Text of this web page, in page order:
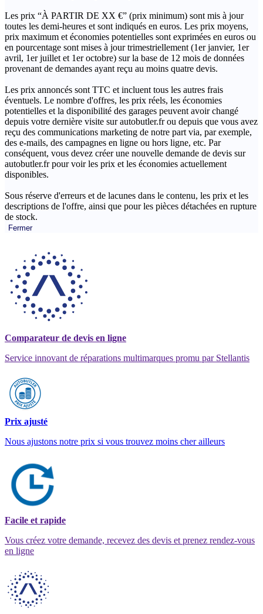
Les prix “À PARTIR DE XX €” (prix minimum) sont mis à jour
toutes les demi-heures et sont indiqués en euros. Les prix moyens,
prix maximum et économies potentielles sont exprimées en euros ou
en pourcentage sont mises à jour trimestriellement (1er janvier, 1er
avril, 1er juillet et 1er octobre) sur la base de 12 mois de données
provenant de demandes ayant reçu au moins quatre devis.
Les prix annoncés sont TTC et incluent tous les autres frais
éventuels. Le nombre d'offres, les prix réels, les économies
potentielles et la disponibilité des garages peuvent avoir changé
depuis votre dernière visite sur autobutler.fr ou depuis que vous avez
reçu des communications marketing de notre part via, par exemple,
des e-mails, des campagnes en ligne ou hors ligne, etc. Par
conséquent, vous devez créer une nouvelle demande de devis sur
autobutler.fr pour voir les prix et les économies actuellement
disponibles.
Sous réserve d'erreurs et de lacunes dans le contenu, les prix et les
descriptions de l'offre, ainsi que pour les pièces détachées en rupture
de stock.
Fermer
Comparateur de devis en ligne
Service innovant de réparations multimarques promu par Stellantis
Prix ajusté
Nous ajustons notre prix si vous trouvez moins cher ailleurs
Facile et rapide
Vous créez votre demande, recevez des devis et prenez rendez-vous
en ligne